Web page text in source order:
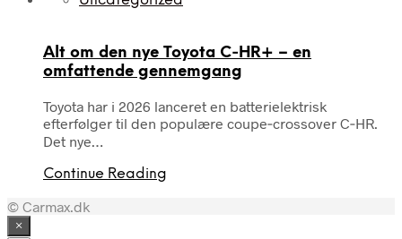
Alt om den nye Toyota C‑HR+ – en
omfattende gennemgang
Toyota har i 2026 lanceret en batterielektrisk
efterfølger til den populære coupe‑crossover C‑HR.
Det nye…
Continue Reading
© Carmax.dk
×